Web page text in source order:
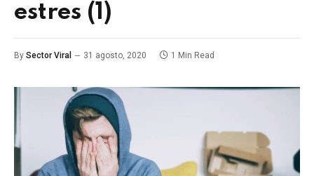
estres (1)
By Sector Viral 31 agosto, 2020 1 Min Read